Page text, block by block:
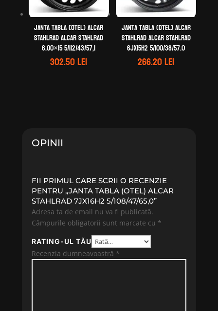
Janta tabla (otel) ALCAR
STAHLRAD ALCAR STAHLRAD
6.00×15 5/112/43/57,1
302.50lei
Janta tabla (otel) ALCAR
STAHLRAD ALCAR STAHLRAD
6Jx15H2 5/100/38/57.0
266.20lei
OPINII
FII PRIMUL CARE SCRII O RECENZIE
PENTRU „JANTA TABLA (OTEL) ALCAR
STAHLRAD 7JX16H2 5/108/47/65,0”
Adresa ta de email nu va fi publicată.
Câmpurile obligatorii sunt marcate cu *
RATING-UL TĂU
Recenzia dumneavoastră *